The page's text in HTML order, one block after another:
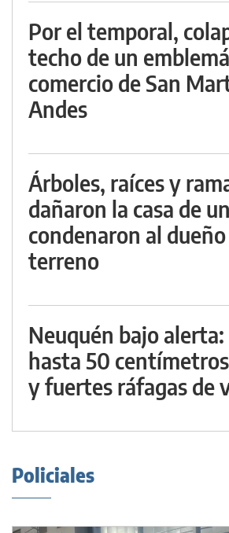
Por el temporal,
techo de un
comercio de San
Andes
Árboles, raíces y
dañaron la casa de
condenaron al
terreno
Neuquén bajo alerta:
hasta 50
y fuertes ráfagas de
Policiales